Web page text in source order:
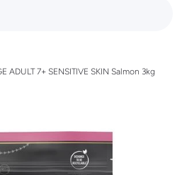
ADULT 7+ SENSITIVE SKIN Salmon 3kg